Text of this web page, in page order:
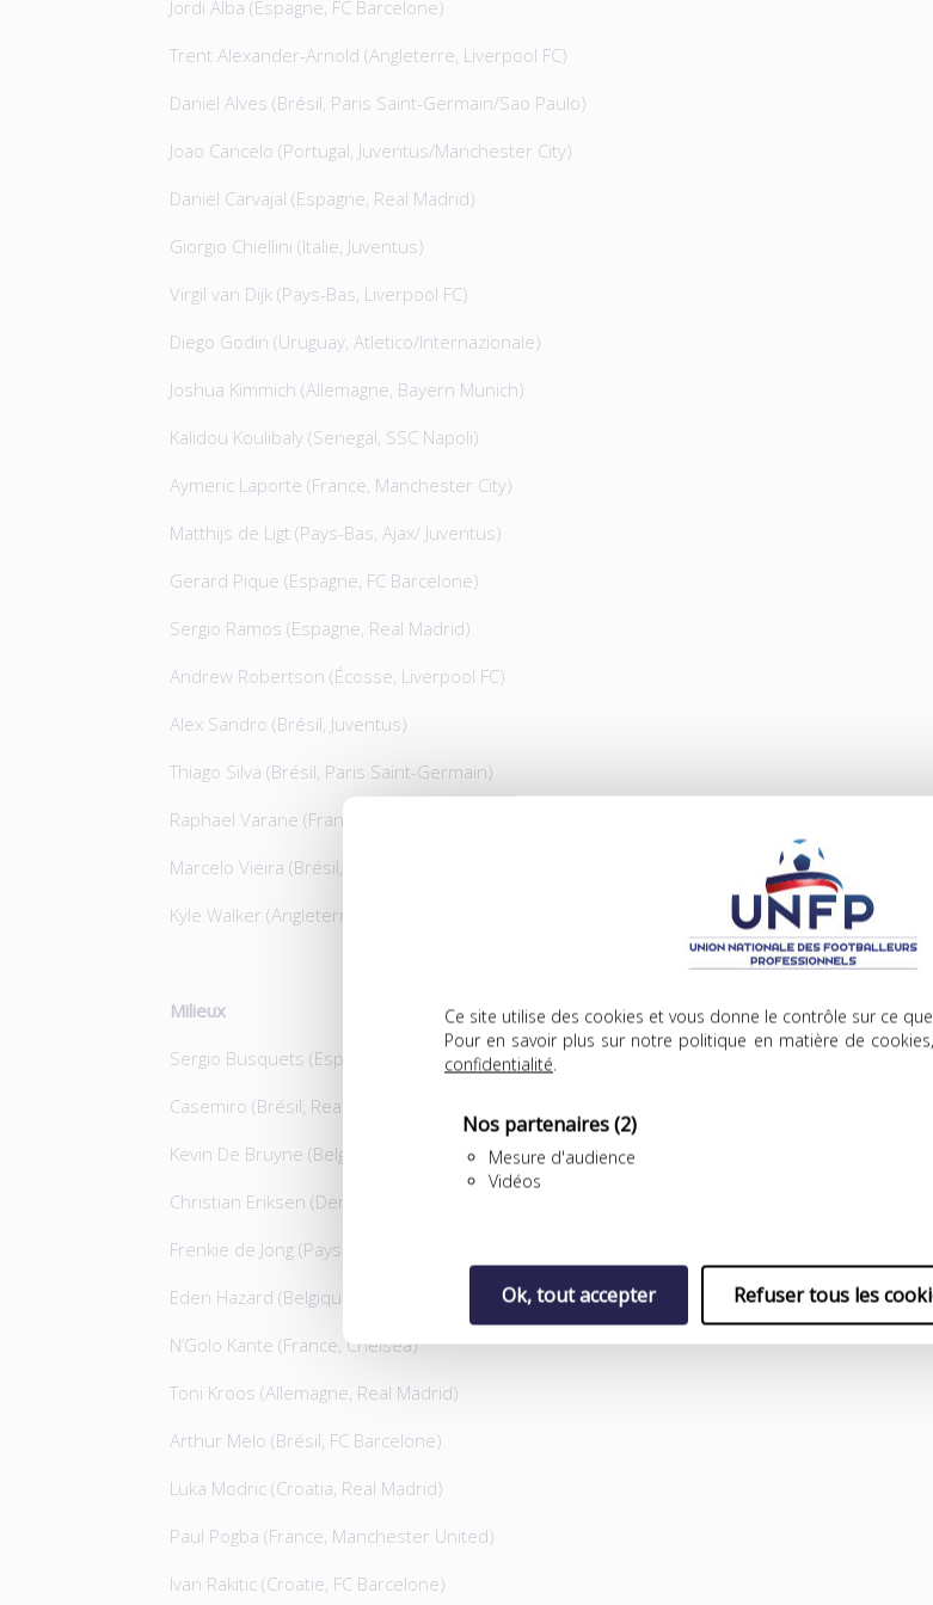
Ce site utilise des cookies et vous donne le contrôle sur ce
Pour en savoir plus sur notre politique en matière de
confidentialité.
Nos partenaires(2)
Mesure d'audience
Vidéos
Ok, tout accepter Refuser tous les
Jordi Alba (Espagne, FC Barcelone)
Trent Alexander-Arnold (Angleterre, Liverpool FC)
Daniel Alves (Brésil, Paris Saint-Germain/Sao Paulo)
Joao Cancelo (Portugal, Juventus/Manchester City)
Daniel Carvajal (Espagne, Real Madrid)
Giorgio Chiellini (Italie, Juventus)
Virgil van Dijk (Pays-Bas, Liverpool FC)
Diego Godin (Uruguay, Atletico/Internazionale)
Joshua Kimmich (Allemagne, Bayern Munich)
Kalidou Koulibaly (Senegal, SSC Napoli)
Aymeric Laporte (France, Manchester City)
Matthijs de Ligt (Pays-Bas, Ajax/ Juventus)
Gerard Pique (Espagne, FC Barcelone)
Sergio Ramos (Espagne, Real Madrid)
Andrew Robertson (Écosse, Liverpool FC)
Alex Sandro (Brésil, Juventus)
Thiago Silva (Brésil, Paris Saint-Germain)
Raphael Varane (France, Real Madrid)
Marcelo Vieira (Brésil, Real Madrid)
Kyle Walker (Angleterre, Manchester City)
Milieux
Sergio Busquets (Espagne, FC Barcelone)
Casemiro (Brésil, Real Madrid)
Kevin De Bruyne (Belgique, Manchester City)
Christian Eriksen (Denmark, Tottenham Hotspur)
Frenkie de Jong (Pays-Bas, Ajax/FC Barcelone)
Eden Hazard (Belgique, Chelsea/Real Madrid)
N’Golo Kante (France, Chelsea)
Toni Kroos (Allemagne, Real Madrid)
Arthur Melo (Brésil, FC Barcelone)
Luka Modric (Croatia, Real Madrid)
Paul Pogba (France, Manchester United)
Ivan Rakitic (Croatie, FC Barcelone)